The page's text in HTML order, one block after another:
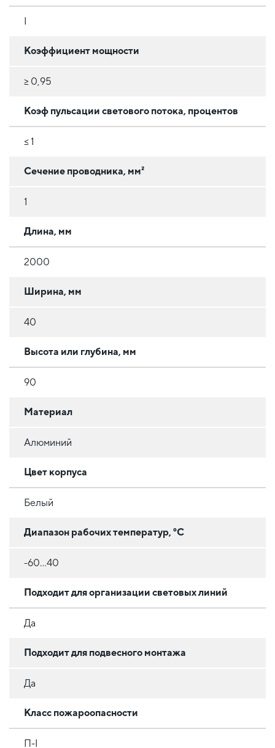
Коэффициент мощности
≥ 0,95
Коэф пульсации светового потока, процентов
≤ 1
Сечение проводника, мм²
1
Длина, мм
2000
Ширина, мм
40
Высота или глубина, мм
90
Материал
Алюминий
Цвет корпуса
Белый
Диапазон рабочих температур, °C
-60...40
Подходит для организации световых линий
Да
Подходит для подвесного монтажа
Да
Класс пожароопасности
П-І